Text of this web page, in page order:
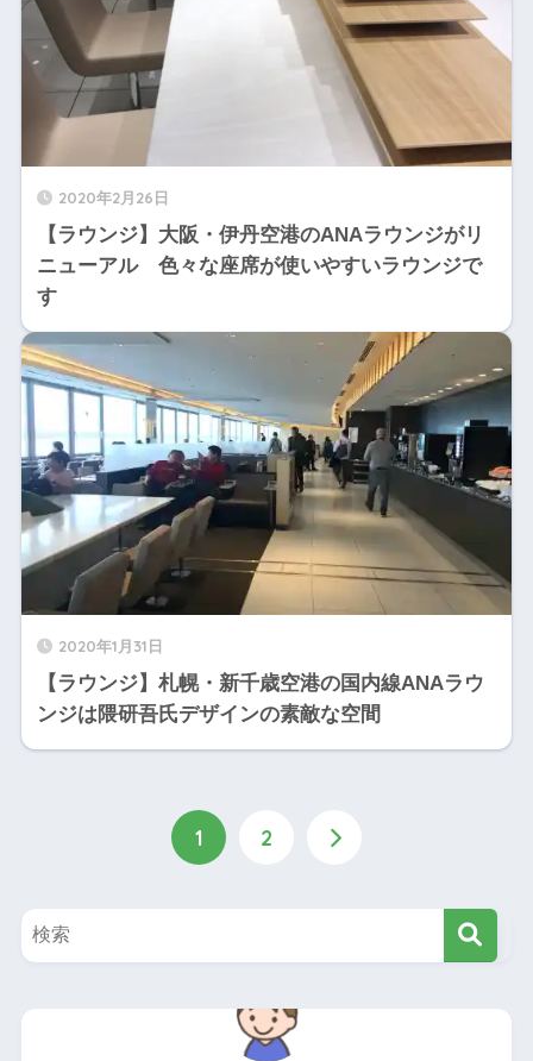
2020年2月26日
【ラウンジ】大阪・伊丹空港のANAラウンジがリ
ニューアル 色々な座席が使いやすいラウンジで
す
2020年1月31日
【ラウンジ】札幌・新千歳空港の国内線ANAラウ
ンジは隈研吾氏デザインの素敵な空間
1 2